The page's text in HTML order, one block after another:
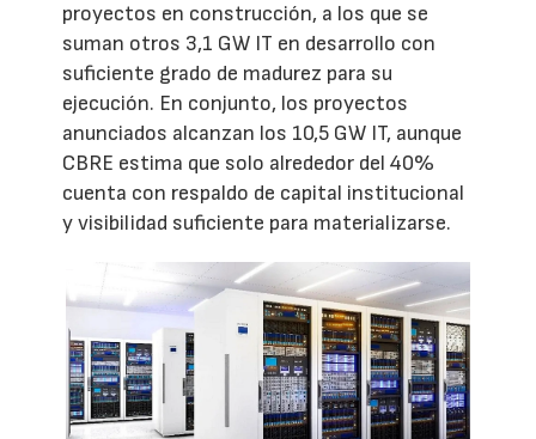
proyectos en construcción, a los que se
suman otros 3,1 GW IT en desarrollo con
suficiente grado de madurez para su
ejecución. En conjunto, los proyectos
anunciados alcanzan los 10,5 GW IT, aunque
CBRE estima que solo alrededor del 40%
cuenta con respaldo de capital institucional
y visibilidad suficiente para materializarse.